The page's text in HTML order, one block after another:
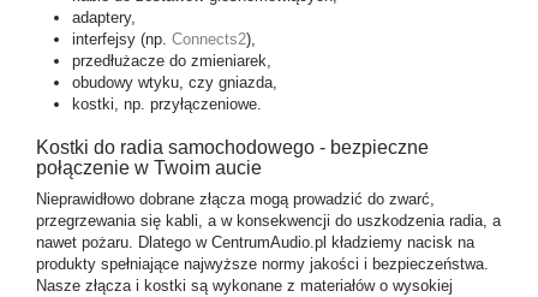
adaptery,
interfejsy (np. Connects2),
przedłużacze do zmieniarek,
obudowy wtyku, czy gniazda,
kostki, np. przyłączeniowe.
Kostki do radia samochodowego - bezpieczne
połączenie w Twoim aucie
Nieprawidłowo dobrane złącza mogą prowadzić do zwarć,
przegrzewania się kabli, a w konsekwencji do uszkodzenia radia, a
nawet pożaru. Dlatego w CentrumAudio.pl kładziemy nacisk na
produkty spełniające najwyższe normy jakości i bezpieczeństwa.
Nasze złącza i kostki są wykonane z materiałów o wysokiej